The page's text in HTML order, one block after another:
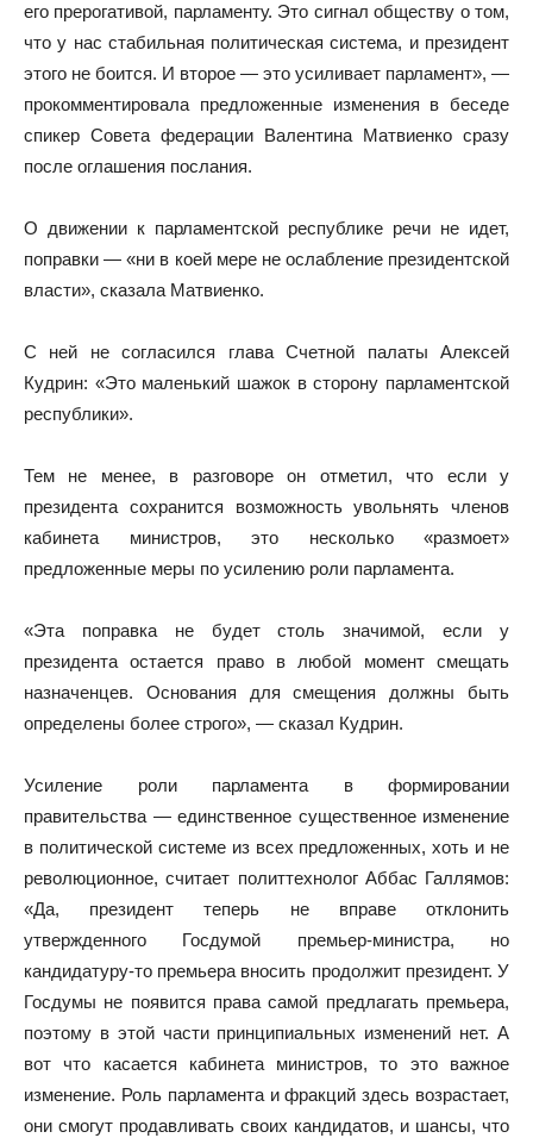
его прерогативой, парламенту. Это сигнал обществу о том,
что у нас стабильная политическая система, и президент
этого не боится. И второе — это усиливает парламент», —
прокомментировала предложенные изменения в беседе
спикер Совета федерации Валентина Матвиенко сразу
после оглашения послания.
О движении к парламентской республике речи не идет,
поправки — «ни в коей мере не ослабление президентской
власти», сказала Матвиенко.
С ней не согласился глава Счетной палаты Алексей
Кудрин: «Это маленький шажок в сторону парламентской
республики».
Тем не менее, в разговоре он отметил, что если у
президента сохранится возможность увольнять членов
кабинета министров, это несколько «размоет»
предложенные меры по усилению роли парламента.
«Эта поправка не будет столь значимой, если у
президента остается право в любой момент смещать
назначенцев. Основания для смещения должны быть
определены более строго», — сказал Кудрин.
Усиление роли парламента в формировании
правительства — единственное существенное изменение
в политической системе из всех предложенных, хоть и не
революционное, считает политтехнолог Аббас Галлямов:
«Да, президент теперь не вправе отклонить
утвержденного Госдумой премьер-министра, но
кандидатуру-то премьера вносить продолжит президент. У
Госдумы не появится права самой предлагать премьера,
поэтому в этой части принципиальных изменений нет. А
вот что касается кабинета министров, то это важное
изменение. Роль парламента и фракций здесь возрастает,
они смогут продавливать своих кандидатов, и шансы, что